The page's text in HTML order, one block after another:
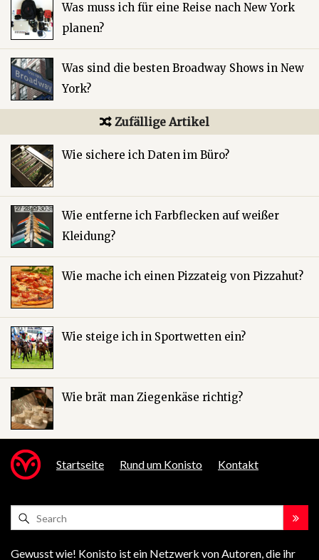
Was muss ich für eine Reise nach New York
planen?
Was sind die besten Broadway Shows in New
York?
Zufällige Artikel
Wie sichere ich Daten im Büro?
Wie entferne ich Farbflecken auf weißer
Kleidung?
Wie mache ich einen Pizzateig von Pizzahut?
Wie steige ich in Sportwetten ein?
Wie brät man Ziegenkäse richtig?
Startseite Rund um Konisto Kontakt
Gewusst wie! Konisto ist ein Netzwerk von Autoren, die ihr